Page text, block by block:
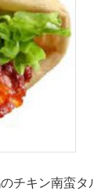
チキン南蛮タ